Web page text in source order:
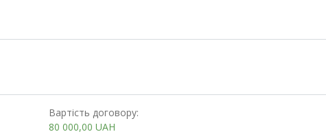
Вартість договору:
80 000,00 UAH